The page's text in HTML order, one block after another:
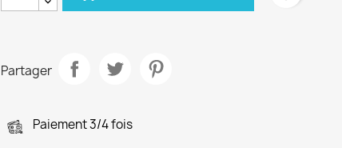
Partager
Paiement 3/4 fois